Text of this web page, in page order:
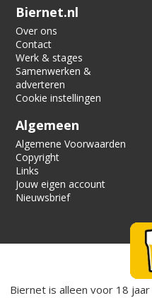
Verification code:
Biernet.nl
Over ons
Contact
Werk & stages
Samenwerken &
adverteren
Cookie instellingen
Algemeen
Algemene Voorwaarden
Copyright
Links
Jouw eigen account
Nieuwsbrief
Biernet is alleen voor 18